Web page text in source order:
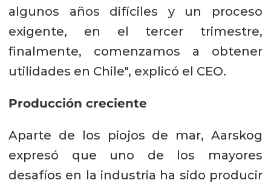
algunos años difíciles y un proceso
exigente, en el tercer trimestre,
finalmente, comenzamos a obtener
utilidades en Chile", explicó el CEO.
Producción creciente
Aparte de los piojos de mar, Aarskog
expresó que uno de los mayores
desafíos en la industria ha sido producir